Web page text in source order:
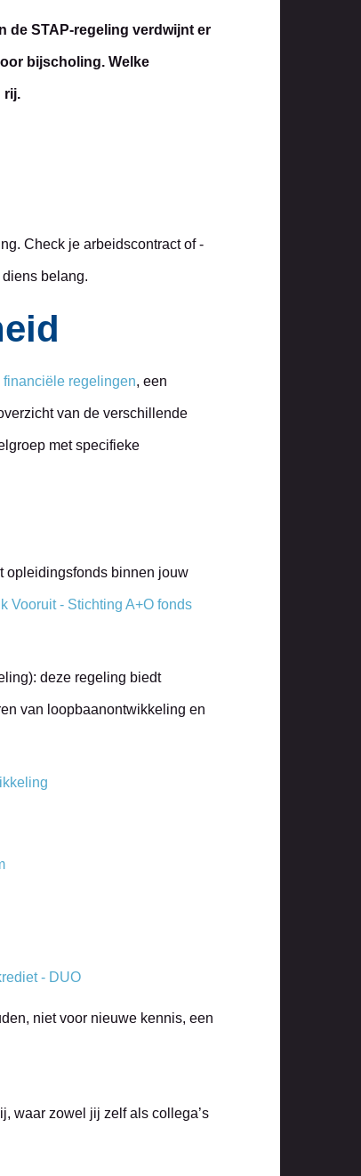
de STAP-regeling verdwijnt er
bijscholing. Welke
rij.
Check je arbeidscontract of -
belang.
regelingen, een
van de verschillende
met specifieke
opleidingsfonds binnen jouw
Vooruit - Stichting A+O fonds
deze regeling biedt
van loopbaanontwikkeling en
- DUO
niet voor nieuwe kennis, een
waar zowel jij zelf als collega’s